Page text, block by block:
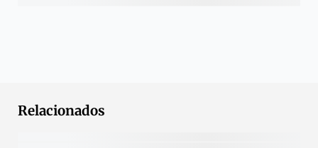
Relacionados